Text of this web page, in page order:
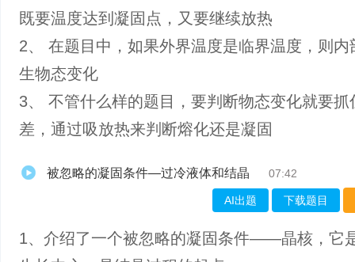
既要温度达到凝固点，又要继续放热
2、 在题目中，如果外界温度是临界温度，则内
生物态变化
3、 不管什么样的题目，要判断物态变化就要抓
差，通过吸放热来判断熔化还是凝固
被忽略的凝固条件—过冷液体和结晶 07:42
AI出题 下载题目
1、介绍了一个被忽略的凝固条件——晶核，它